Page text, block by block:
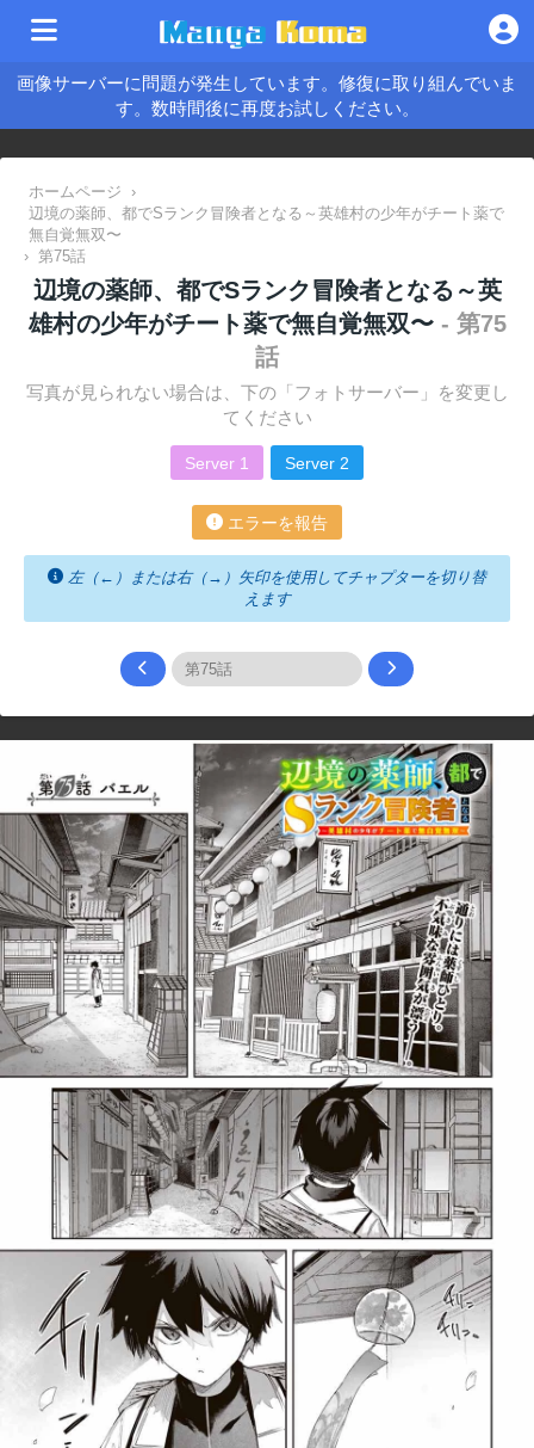
画像サーバーに問題が発生しています。修復に取り組んでいま
す。数時間後に再度お試しください。
ホームページ
›
辺境の薬師、都でSランク冒険者となる～英雄村の少年がチート薬で
無自覚無双〜
› 第75話
辺境の薬師、都でSランク冒険者となる～英
雄村の少年がチート薬で無自覚無双〜 - 第75
話
写真が見られない場合は、下の「フォトサーバー」を変更し
てください
Server 1 Server 2
エラーを報告
左（←）または右（→）矢印を使用してチャプターを切り替
えます